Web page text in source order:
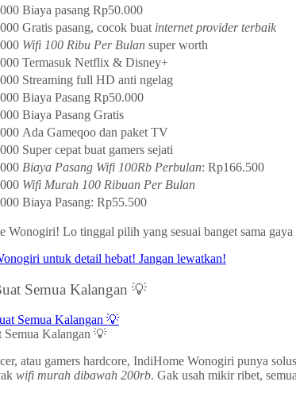
Biaya pasang Rp50.000
Gratis pasang, cocok buat internet provider terbaik
Wifi 100 Ribu Per Bulan super worth
Termasuk Netflix & Disney+
Streaming full HD anti ngelag
Biaya Pasang Rp50.000
Biaya Pasang Gratis
Ada Gameqoo dan paket TV
Super cepat buat gamers sejati
Biaya Pasang Wifi 100Rb Perbulan: Rp166.500
Wifi Murah 100 Ribuan Per Bulan
Biaya Pasang: Rp55.500
Lo tinggal pilih yang sesuai banget sama
Semua Kalangan 💡
Kalangan 💡
atau gamers hardcore, IndiHome Wonogiri punya
wifi murah dibawah 200rb. Gak usah mikir ribet,